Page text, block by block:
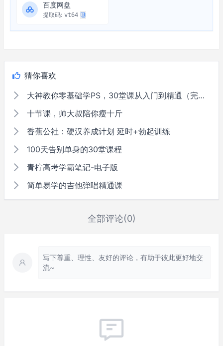
百度网盘
提取码: vt64
猜你喜欢
大神教你零基础学PS，30堂课从入门到精通（完结）
十节课，帅大叔陪你瘦十斤
香蕉公社：硬汉养成计划 延时+勃起训练
100天告别单身的30堂课程
青柠高考学霸笔记-电子版
简单易学的吉他弹唱精通课
全部评论(0)
写下尊重、理性、友好的评论，有助于彼此更好地交
流~